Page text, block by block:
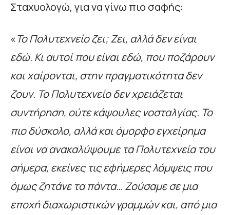
Σταχυολογώ, για να γίνω πιο σαφής:
«Το Πολυτεχνείο ζει; Ζει, αλλά δεν είναι
εδώ. Κι αυτοί που είναι εδώ, που ποζάρουν
και χαίρονται, στην πραγματικότητα δεν
ζουν. Το Πολυτεχνείο δεν χρειάζεται
συντήρηση, ούτε κάψουλες νοσταλγίας. Το
πιο δύσκολο, αλλά και όμορφο εγχείρημα
είναι να ανακαλύψουμε τα Πολυτεχνεία του
σήμερα, εκείνες τις εφήμερες λάμψεις που
όμως ζητάνε τα πάντα… Ζούσαμε σε μια
εποχή διαχωριστικών γραμμών και, από μια